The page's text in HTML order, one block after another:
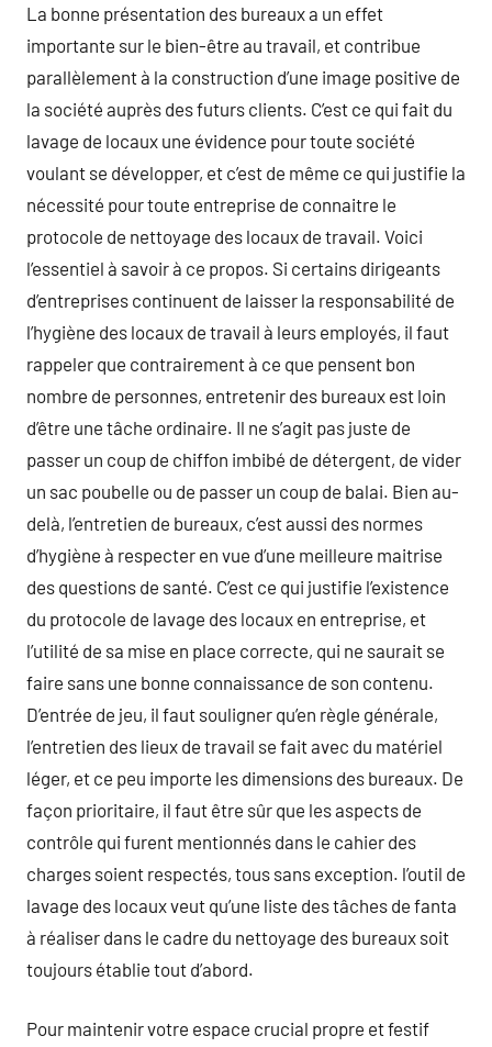
La bonne présentation des bureaux a un effet
importante sur le bien-être au travail, et contribue
parallèlement à la construction d’une image positive de
la société auprès des futurs clients. C’est ce qui fait du
lavage de locaux une évidence pour toute société
voulant se développer, et c’est de même ce qui justifie la
nécessité pour toute entreprise de connaitre le
protocole de nettoyage des locaux de travail. Voici
l’essentiel à savoir à ce propos. Si certains dirigeants
d’entreprises continuent de laisser la responsabilité de
l’hygiène des locaux de travail à leurs employés, il faut
rappeler que contrairement à ce que pensent bon
nombre de personnes, entretenir des bureaux est loin
d’être une tâche ordinaire. Il ne s’agit pas juste de
passer un coup de chiffon imbibé de détergent, de vider
un sac poubelle ou de passer un coup de balai. Bien au-
delà, l’entretien de bureaux, c’est aussi des normes
d’hygiène à respecter en vue d’une meilleure maitrise
des questions de santé. C’est ce qui justifie l’existence
du protocole de lavage des locaux en entreprise, et
l’utilité de sa mise en place correcte, qui ne saurait se
faire sans une bonne connaissance de son contenu.
D’entrée de jeu, il faut souligner qu’en règle générale,
l’entretien des lieux de travail se fait avec du matériel
léger, et ce peu importe les dimensions des bureaux. De
façon prioritaire, il faut être sûr que les aspects de
contrôle qui furent mentionnés dans le cahier des
charges soient respectés, tous sans exception. l’outil de
lavage des locaux veut qu’une liste des tâches de fanta
à réaliser dans le cadre du nettoyage des bureaux soit
toujours établie tout d’abord.
Pour maintenir votre espace crucial propre et festif